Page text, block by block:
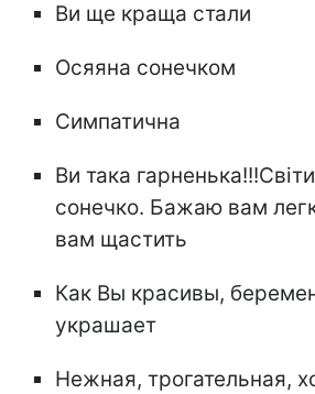
Ви ще краща стали
Осяяна сонечком
Симпатична
Ви така
сонечко. Бажаю вам
вам щастить
Как Вы красивы,
украшает
Нежная, трогательная,